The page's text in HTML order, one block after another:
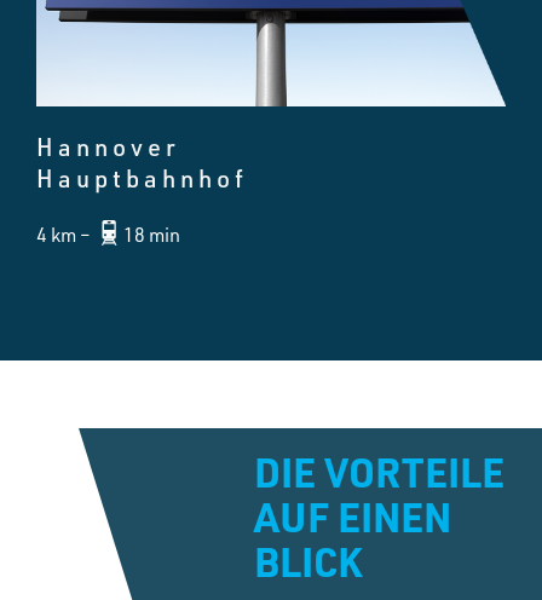
Hannover
Hauptbahnhof
4 km – 18 min
DIE VORTEILE
AUF EINEN
BLICK